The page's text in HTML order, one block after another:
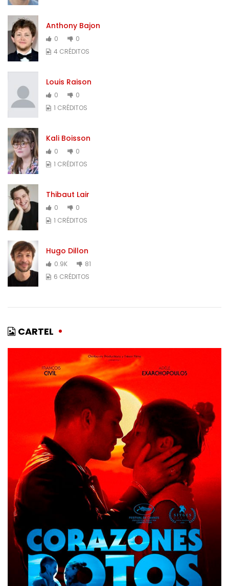
Anthony Bajon
0
0
4 CRÉDITOS
Louis Raison
0
0
1 CRÉDITOS
Kali Boisson
0
0
1 CRÉDITOS
Thibaut Lair
0
0
1 CRÉDITOS
Hugo Dillon
0.9K
81
6 CRÉDITOS
CARTEL